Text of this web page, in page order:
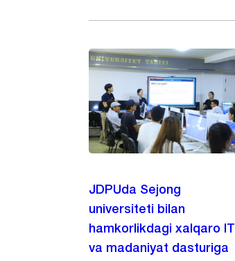
JDPUda Sejong
universiteti bilan
hamkorlikdagi xalqaro IT
va madaniyat dasturiga